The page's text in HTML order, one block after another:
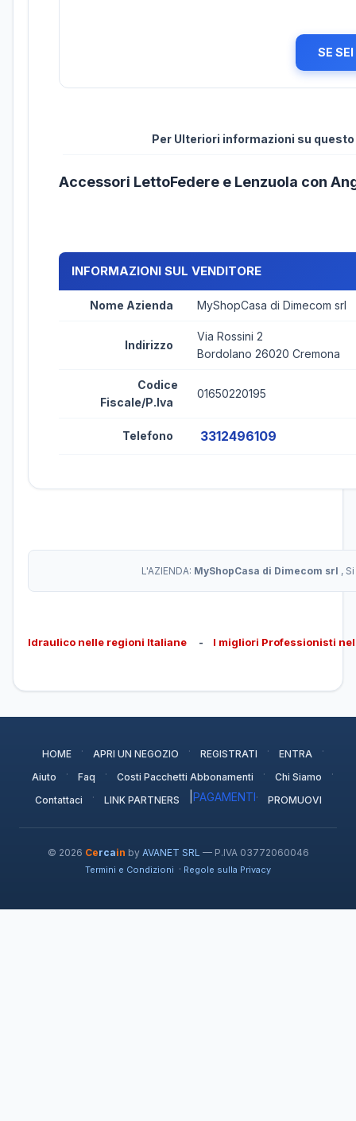
SE
Per Ulteriori informazioni su
Accessori LettoFedere e Lenzuola con
INFORMAZIONI SUL VENDITORE
Nome Azienda MyShopCasa di Dimecom srl
Indirizzo
Via Rossini 2
Bordolano 26020 Cremona
Codice
Fiscale/P.Iva
01650220195
Telefono 3312496109
L'AZIENDA: MyShopCasa di Dimecom srl ,
Idraulico nelle regioni Italiane - I migliori Professionisti
HOME · APRI UN NEGOZIO · REGISTRATI · ENTRA ·
Aiuto · Faq · Costi Pacchetti Abbonamenti · Chi Siamo ·
Contattaci · LINK PARTNERS PAGAMENTI· PROMUOVI
© 2026 Cercain by AVANET SRL — P.IVA 03772060046
Termini e Condizioni · Regole sulla Privacy